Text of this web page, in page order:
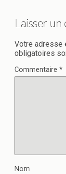
Laisser
Votre adresse
obligatoires
Commentaire *
Nom